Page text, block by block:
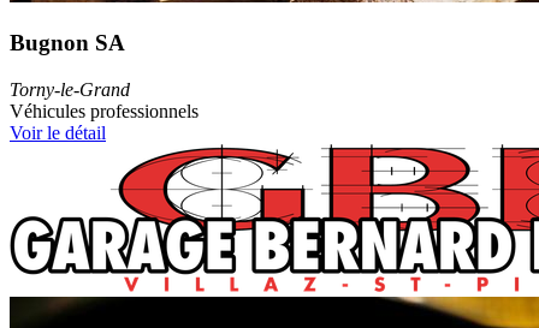
Bugnon SA
Torny-le-Grand
Véhicules professionnels
Voir le détail